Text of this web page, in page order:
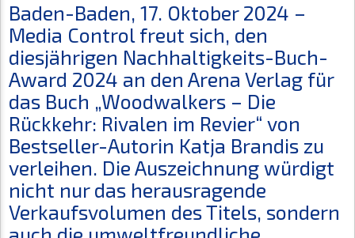
Baden-Baden, 17. Oktober 2024 –
Media Control freut sich, den
diesjährigen Nachhaltigkeits-Buch-
Award 2024 an den Arena Verlag für
das Buch „Woodwalkers – Die
Rückkehr: Rivalen im Revier“ von
Bestseller-Autorin Katja Brandis zu
verleihen. Die Auszeichnung würdigt
nicht nur das herausragende
Verkaufsvolumen des Titels, sondern